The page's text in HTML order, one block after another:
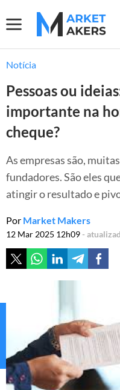
Notícia
Pessoas ou
importante na
cheque?
As empresas são,
fundadores. São eles
atingir o resultado e
Por Market Makers
12 Mar 2025 12h09-